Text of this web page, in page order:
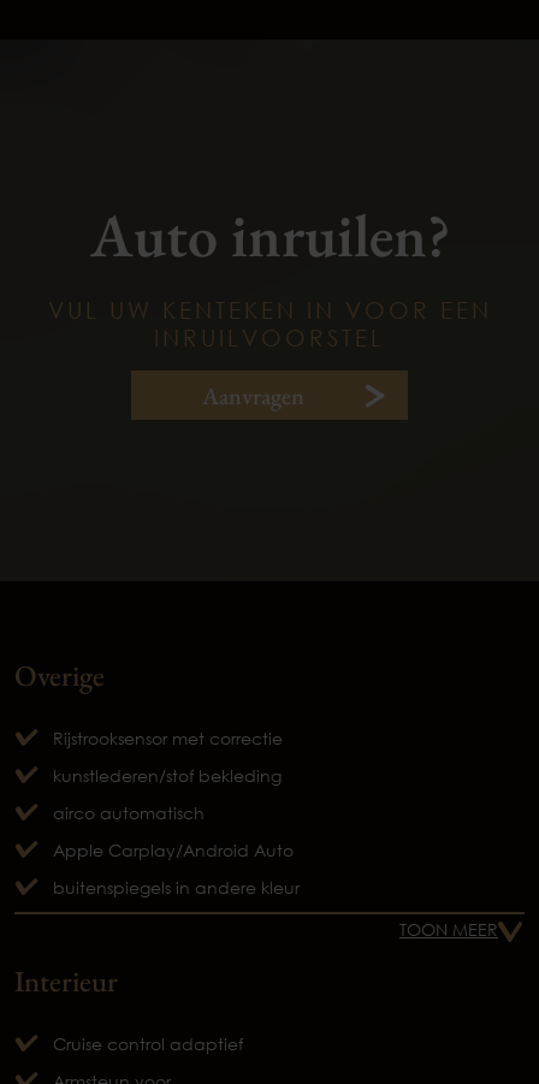
Auto inruilen?
VUL UW KENTEKEN IN VOOR EEN
INRUILVOORSTEL
Aanvragen
Overige
Rijstrooksensor met correctie
kunstlederen/stof bekleding
airco automatisch
Apple Carplay/Android Auto
buitenspiegels in andere kleur
TOON MEER
Interieur
Cruise control adaptief